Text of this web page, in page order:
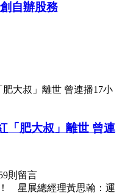
自辦股務
「肥大叔」離世 曾連
則留言